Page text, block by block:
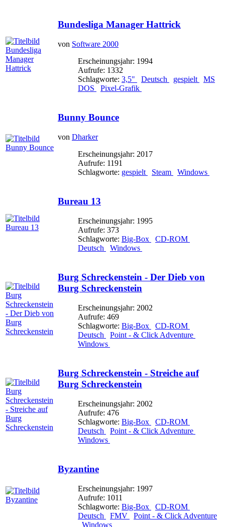
Bundesliga Manager Hattrick
von Software 2000
Erscheinungsjahr: 1994
Aufrufe: 1332
Schlagworte: 3,5" Deutsch gespielt
MS
DOS
Pixel-Grafik
Bunny Bounce
von Dharker
Erscheinungsjahr: 2017
Aufrufe: 1191
Schlagworte: gespielt Steam Windows
Bureau 13
Erscheinungsjahr: 1995
Aufrufe: 373
Schlagworte: Big-Box
CD-ROM
Deutsch
Windows
Burg Schreckenstein - Der Dieb von
Burg Schreckenstein
Erscheinungsjahr: 2002
Aufrufe: 469
Schlagworte: Big-Box
CD-ROM
Deutsch
Point - & Click Adventure
Windows
Burg Schreckenstein - Streiche auf
Burg Schreckenstein
Erscheinungsjahr: 2002
Aufrufe: 476
Schlagworte: Big-Box
CD-ROM
Deutsch
Point - & Click Adventure
Windows
Byzantine
Erscheinungsjahr: 1997
Aufrufe: 1011
Schlagworte: Big-Box
CD-ROM
Deutsch
FMV
Point - & Click Adventure
Windows